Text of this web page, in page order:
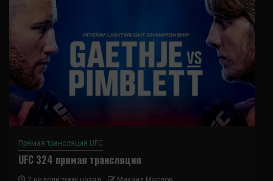
Прямая трансляция UFC
UFC 324 прямая трансляция